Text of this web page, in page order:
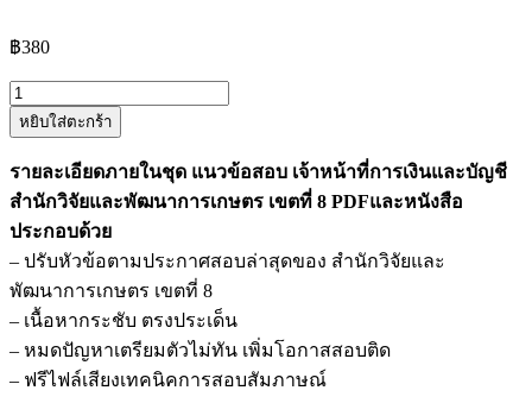
฿380
จำนวน
แนว
เจ้า
หน้าที่
การ
เงิน
และ
บัญชี
สำนัก
วิจัย
หยิบใส่ตะกร้า
รายละเอียดภายในชุด แนวข้อสอบ เจ้าหน้าที่การเงินและบัญชี
สำนักวิจัยและพัฒนาการเกษตร เขตที่ 8 PDFและหนังสือ
ประกอบด้วย
– ปรับหัวข้อตามประกาศสอบล่าสุดของ สำนักวิจัยและ
พัฒนาการเกษตร เขตที่ 8
– เนื้อหากระชับ ตรงประเด็น
– หมดปัญหาเตรียมตัวไม่ทัน เพิ่มโอกาสสอบติด
– ฟรีไฟล์เสียงเทคนิคการสอบสัมภาษณ์